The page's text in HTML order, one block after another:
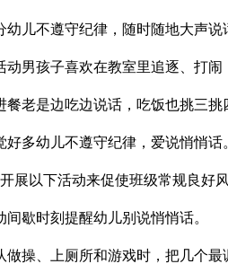
幼儿不遵守纪律，随时随地大声说
动男孩子喜欢在教室里追逐、打闹
餐老是边吃边说话，吃饭也挑三挑
好多幼儿不遵守纪律，爱说悄悄话
展以下活动来促使班级常规良好
间歇时刻提醒幼儿别说悄悄话。
做操、上厕所和游戏时，把几个